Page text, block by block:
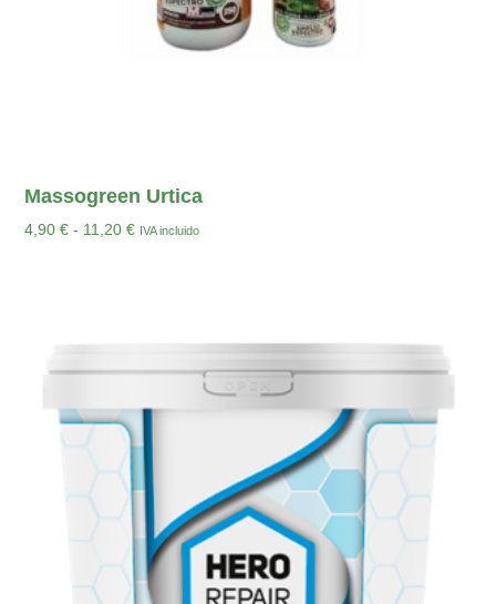
Massogreen Urtica
4,90€ - 11,20€ IVA incluido